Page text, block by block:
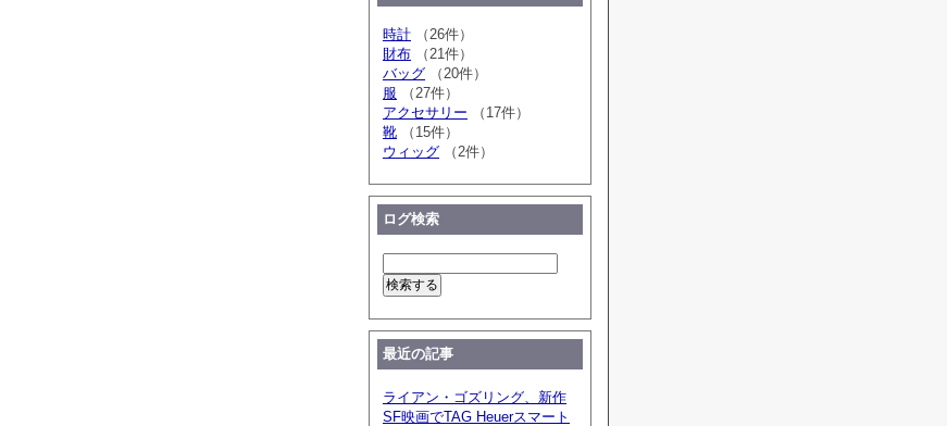
時計 （26件）
財布 （21件）
バッグ （20件）
服 （27件）
アクセサリー （17件）
靴 （15件）
ウィッグ （2件）
ログ検索
最近の記事
ライアン・ゴズリング、新作
SF映画でTAG Heuerスマート